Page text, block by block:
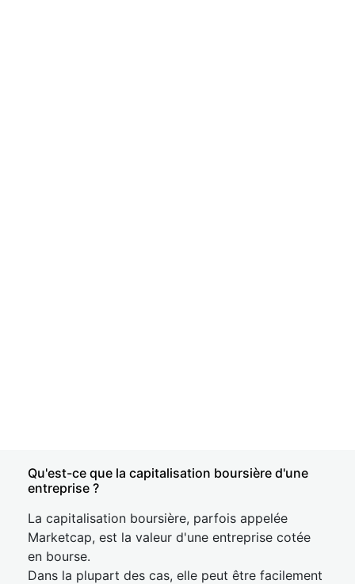
Qu'est-ce que la capitalisation boursière d'une
entreprise ?
La capitalisation boursière, parfois appelée
Marketcap, est la valeur d'une entreprise cotée
en bourse.
Dans la plupart des cas, elle peut être facilement